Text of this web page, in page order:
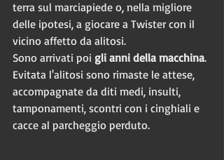
terra sul marciapiede o, nella migliore
delle ipotesi, a giocare a Twister con il
vicino affetto da alitosi.
Sono arrivati poi gli anni della macchina.
Evitata l'alitosi sono rimaste le attese,
accompagnate da diti medi, insulti,
tamponamenti, scontri con i cinghiali e
cacce al parcheggio perduto.